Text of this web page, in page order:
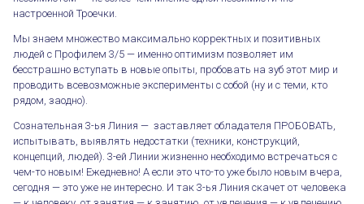
настроенной Троечки.
Мы знаем множество максимально корректных и позитивных
людей с Профилем 3/5 — именно оптимизм позволяет им
бесстрашно вступать в новые опыты, пробовать на зуб этот мир и
проводить всевозможные эксперименты с собой (ну и с теми, кто
рядом, заодно).
Сознательная 3-ья Линия — заставляет обладателя ПРОБОВАТЬ,
испытывать, выявлять недостатки (техники, конструкций,
концепций, людей). 3-ей Линии жизненно необходимо встречаться с
чем-то новым! Ежедневно! А если это что-то уже было новым вчера,
сегодня — это уже не интересно. И так 3-ья Линия скачет от человека